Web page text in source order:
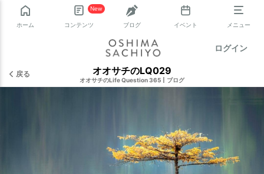
ホーム
New
コンテンツ ブログ イベント メニュー
ログイン
戻る オオサチのLQ029
オオサチのLife Question 365 ブログ